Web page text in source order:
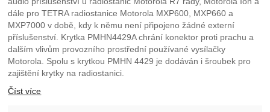
dále pro TETRA radiostanice Motorola MXP600, MXP660 a
MXP7000 v době, kdy k němu není připojeno žádné externí
příslušenství. Krytka PMHN4429A chrání konektor proti prachu a
dalším vlivům provozního prostřední používané vysílačky
Motorola. Spolu s krytkou PMHN 4429 je dodáván i šroubek pro
zajištění krytky na radiostanici.
Číst více